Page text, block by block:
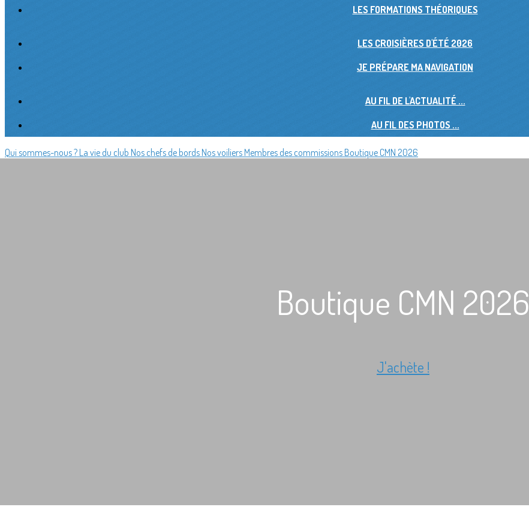
LES FORMATIONS THÉORIQUES
LES CROISIÈRES D'ÉTÉ 2026
JE PRÉPARE MA NAVIGATION
AU FIL DE L'ACTUALITÉ ...
AU FIL DES PHOTOS ...
Qui sommes-nous ? La vie du club Nos chefs de bords Nos voiliers Membres des commissions Boutique CMN 2026
Boutique CMN 2026
J'achète !